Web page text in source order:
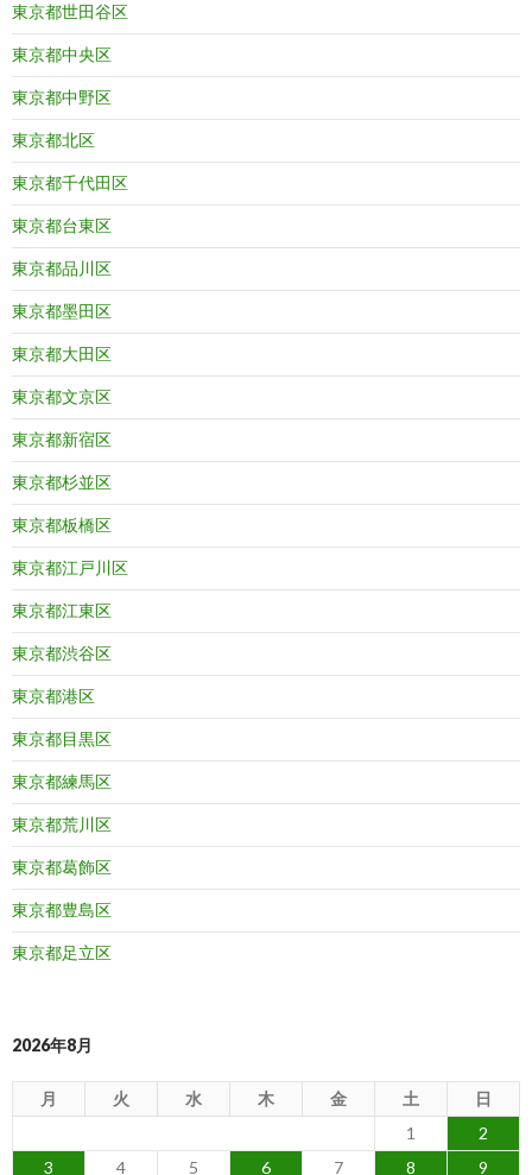
東京都世田谷区
東京都中央区
東京都中野区
東京都北区
東京都千代田区
東京都台東区
東京都品川区
東京都墨田区
東京都大田区
東京都文京区
東京都新宿区
東京都杉並区
東京都板橋区
東京都江戸川区
東京都江東区
東京都渋谷区
東京都港区
東京都目黒区
東京都練馬区
東京都荒川区
東京都葛飾区
東京都豊島区
東京都足立区
2026年8月
月 火 水 木 金 土
日
1
2
3
4 5 6 7 8 9